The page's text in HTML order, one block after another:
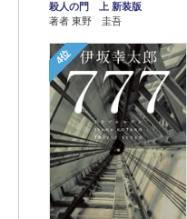
殺人の門 上 新装版
著者 東野 圭吾
4位